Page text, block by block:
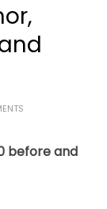
before and